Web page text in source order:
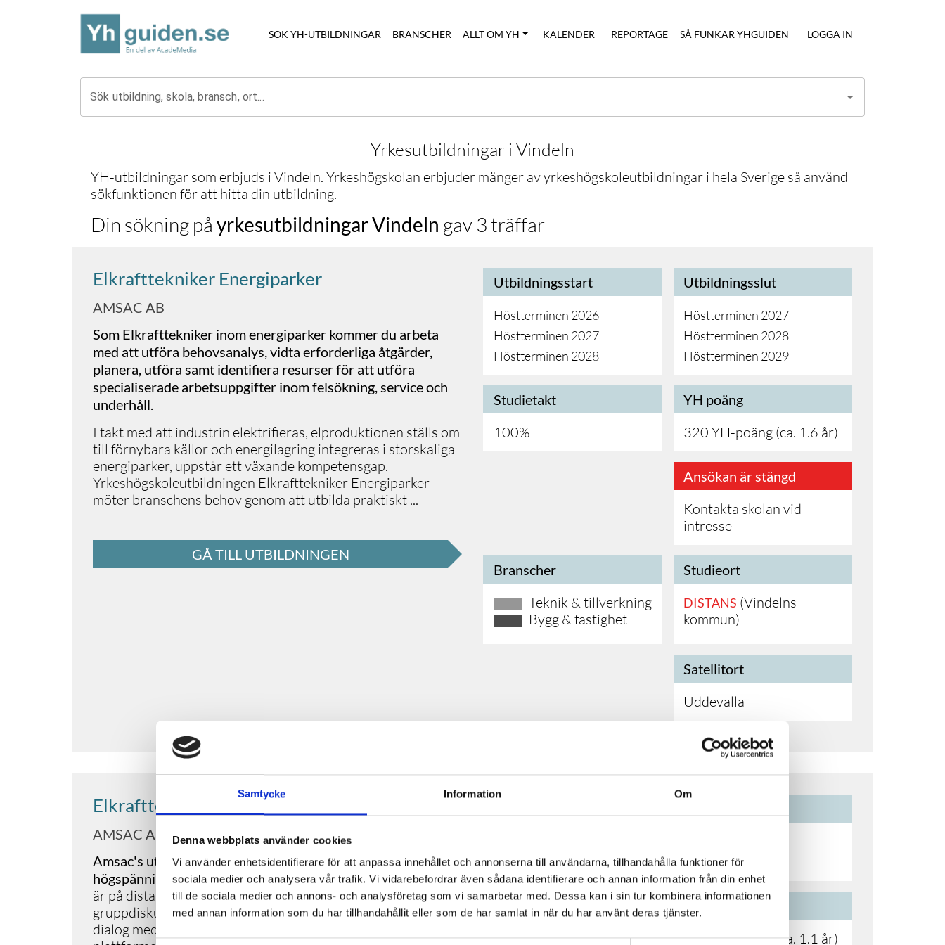
Samtycke Information Om
Denna webbplats använder cookies
Vi använder enhetsidentifierare för att anpassa innehållet och annonserna till användarna, tillhandahålla funktioner för
sociala medier och analysera vår trafik. Vi vidarebefordrar även sådana identifierare och annan information från din enhet
till de sociala medier och annons- och analysföretag som vi samarbetar med. Dessa kan i sin tur kombinera informationen
med annan information som du har tillhandahållit eller som de har samlat in när du har använt deras tjänster.
SÖK YH-UTBILDNINGAR BRANSCHER ALLT OM YH KALENDER REPORTAGE SÅ FUNKAR YHGUIDEN LOGGA IN
Sök utbildning, skola, bransch, ort...
Yrkesutbildningar i Vindeln
YH-utbildningar som erbjuds i Vindeln. Yrkeshögskolan erbjuder mänger av yrkeshögskoleutbildningar i hela Sverige så använd
sökfunktionen för att hitta din utbildning.
Din sökning på yrkesutbildningarVindeln gav 3träffar
Elkrafttekniker Energiparker
AMSAC AB
Som Elkrafttekniker inom energiparker kommer du arbeta
med att utföra behovsanalys, vidta erforderliga åtgärder,
planera, utföra samt identifiera resurser för att utföra
specialiserade arbetsuppgifter inom felsökning, service och
underhåll.
I takt med att industrin elektrifieras, elproduktionen ställs om
till förnybara källor och energilagring integreras i storskaliga
energiparker, uppstår ett växande kompetensgap.
Yrkeshögskoleutbildningen Elkrafttekniker Energiparker
möter branschens behov genom att utbilda praktiskt ...
GÅ TILL UTBILDNINGEN
Utbildningsstart
Höstterminen 2026
Höstterminen 2027
Höstterminen 2028
Utbildningsslut
Höstterminen 2027
Höstterminen 2028
Höstterminen 2029
Studietakt
100%
YH poäng
320 YH-poäng (ca. 1.6 år)
Ansökan är stängd
Kontakta skolan vid
intresse
Branscher
Teknik & tillverkning
Bygg & fastighet
Studieort
DISTANS (Vindelns
kommun)
Satellitort
Uddevalla
Elkrafttekniker för högspänningsanläggningar
AMSAC AB
Amsac's utbildning Elkrafttekniker för
högspänningsanläggningarbedrivs under 1 år, utbildningen
är på distans med lärarledda föreläsningar och
gruppdiskussioner via webben. Material och uppgifter samt
dialog med dina klasskamrater sker via våra digitala
Höstterminen 2027
Vårterminen 2028
Studietakt
100%
YH poäng
210 YH-poäng (ca. 1.1 år)